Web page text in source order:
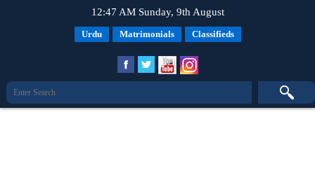
12:47 AM Sunday, 9th August
Urdu Matrimonials Classifieds